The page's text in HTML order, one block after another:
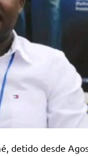
detido desde